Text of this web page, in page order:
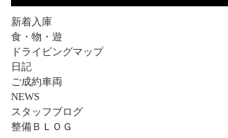
新着入庫
食・物・遊
ドライビングマップ
日記
ご成約車両
NEWS
スタッフブログ
整備ＢＬＯＧ